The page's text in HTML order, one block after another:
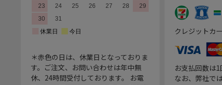
＊赤色の日は、休業日となっておりま
す。ご注文、お問い合わせは年中無
休、24時間受付しております。 お電
クレジットカ
お支払回数は
なお、弊社で